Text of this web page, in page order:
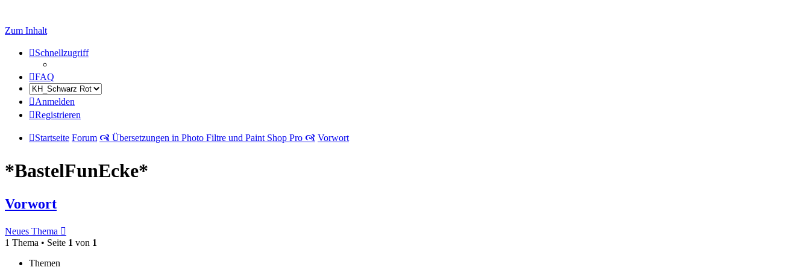
Zum Inhalt
Schnellzugriff
FAQ
Anmelden
Registrieren
Startseite Forum 🙧 Übersetzungen in Photo Filtre und Paint Shop Pro 🙧 Vorwort
*BastelFunEcke*
Vorwort
Neues Thema
1 Thema • Seite 1 von 1
Themen